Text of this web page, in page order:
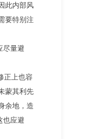
此内部风
要特别注
尽量避
正上也容
蒙其利先
余地，造
也应避